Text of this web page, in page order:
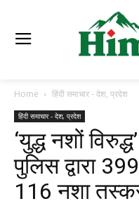
Home हिंदी समाचार - देश, प्रदेश
हिंदी समाचार - देश, प्रदेश
‘युद्ध नशों
पुलिस द्वारा
116 नशा